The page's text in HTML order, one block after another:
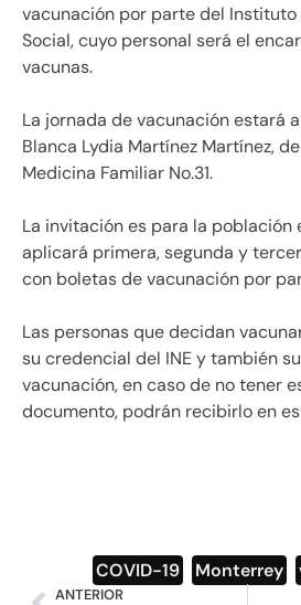
vacunación por parte del Instituto
Social, cuyo personal será el
vacunas.
La jornada de vacunación estará
Blanca Lydia Martínez Martínez,
Medicina Familiar No.31.
La invitación es para la población
aplicará primera, segunda y
con boletas de vacunación por
Las personas que decidan
su credencial del INE y también
vacunación, en caso de no tener
documento, podrán recibirlo en
COVID-19 Monterrey
ANTERIOR